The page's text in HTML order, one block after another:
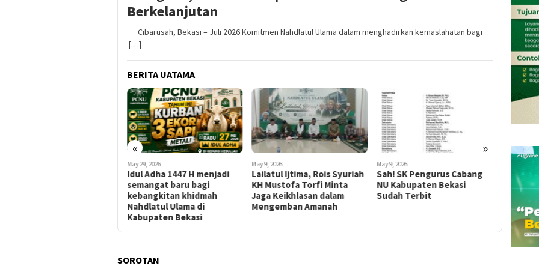
Berkelanjutan
Cibarusah, Bekasi – Juli 2026 Komitmen Nahdlatul Ulama dalam menghadirkan kemaslahatan bagi
[…]
BERITA UATAMA
« »
May 29, 2026
Idul Adha 1447 H menjadi
semangat baru bagi
kebangkitan khidmah
Nahdlatul Ulama di
Kabupaten Bekasi
May 9, 2026
Lailatul Ijtima, Rois Syuriah
KH Mustofa Torfi Minta
Jaga Keikhlasan dalam
Mengemban Amanah
May 9, 2026
Sah! SK Pengurus Cabang
NU Kabupaten Bekasi
Sudah Terbit
PCNU
Ajak
di
SOROTAN